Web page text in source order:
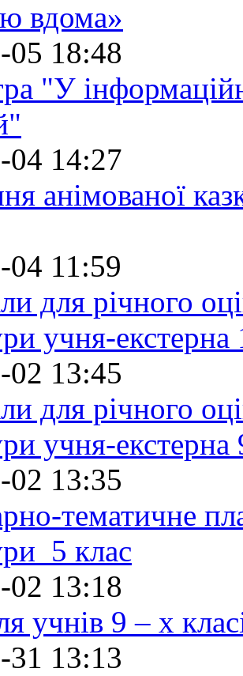
вдома»
05 18:48
"У
04 14:27
анімованої
04 11:59
для річного
учня-екстерна
02 13:45
для річного
учня-екстерна
02 13:35
тематичне
5 клас
02 13:18
учнів 9 – х
31 13:13